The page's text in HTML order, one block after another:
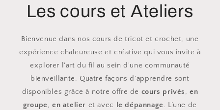
Les cours et Ateliers
Bienvenue dans nos cours de tricot et crochet, une
expérience chaleureuse et créative qui vous invite à
explorer l'art du fil au sein d'une communauté
bienveillante. Quatre façons d’apprendre sont
disponibles grâce à notre offre de cours privés,en
groupe,en atelier et avec le dépannage. L’une de